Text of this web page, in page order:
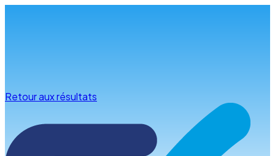
Retour aux résultats